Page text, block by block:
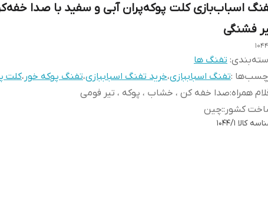
اسباب‌بازی کلت پوکه‌پران آبی و سفید با صدا
فشنگی
: تفنگ ها
:تفنگ اسباببازی،خرید تفنگ اسباببازی،تفنگ پوکه خور ،کلت
همراه:صدا خفه کن ، خشاب ، پوکه ، تیر فومی
کشور::چین
کالا 1044/1